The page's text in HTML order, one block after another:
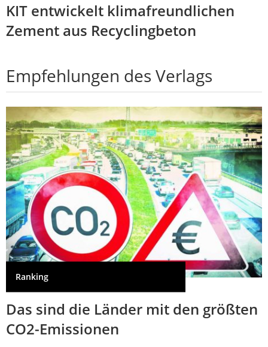
KIT entwickelt klimafreundlichen
Zement aus Recyclingbeton
Empfehlungen des Verlags
Ranking
Das sind die Länder mit den größten
CO2-Emissionen